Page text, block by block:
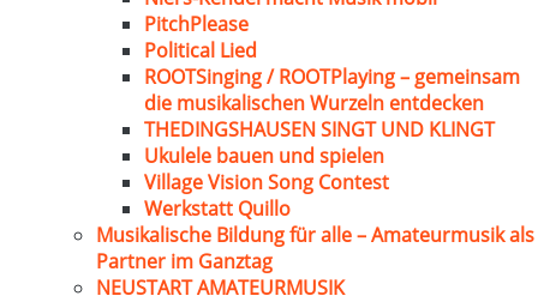
PitchPlease
Political Lied
ROOTSinging / ROOTPlaying – gemeinsam
die musikalischen Wurzeln entdecken
THEDINGSHAUSEN SINGT UND KLINGT
Ukulele bauen und spielen
Village Vision Song Contest
Werkstatt Quillo
Musikalische Bildung für alle – Amateurmusik als
Partner im Ganztag
NEUSTART AMATEURMUSIK